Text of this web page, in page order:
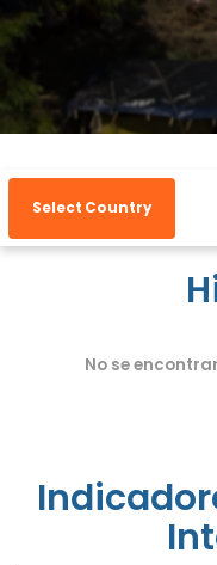
Select Country
No se